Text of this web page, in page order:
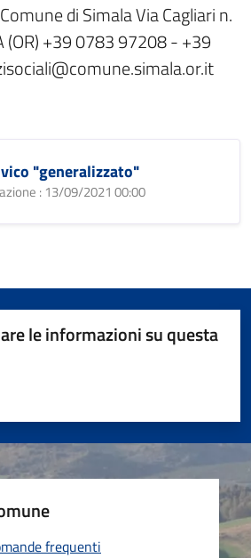
di Simala Via Cagliari n.
(OR) +39 0783 97208 - +39
"generalizzato"
: 13/09/2021 00:00
le informazioni su questa
5 stelle su 5
su 5
su 5
5
frequenti